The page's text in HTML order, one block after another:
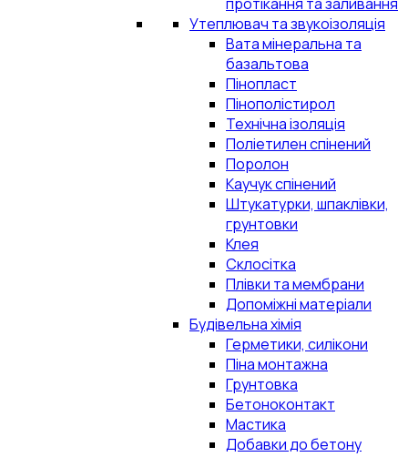
Утеплювач та звукоізоляція
Вата мінеральна та
базальтова
Пінопласт
Пінополістирол
Технічна ізоляція
Поліетилен спінений
Поролон
Каучук спінений
Штукатурки, шпаклівки,
грунтовки
Клея
Склосітка
Плівки та мембрани
Допоміжні матеріали
Будівельна хімія
Герметики, силікони
Піна монтажна
Грунтовка
Бетоноконтакт
Мастика
Добавки до бетону